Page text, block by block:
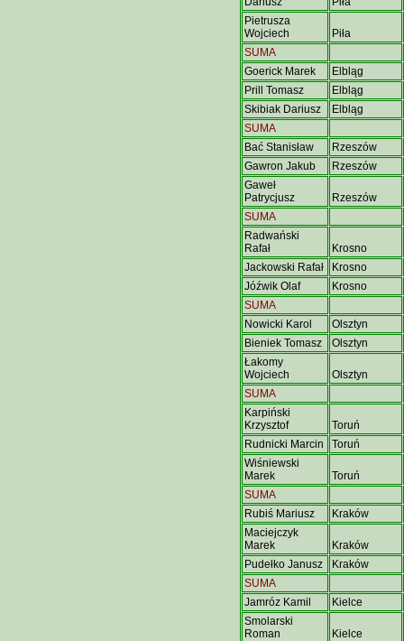
Pietrusza
Wojciech
Piła
SUMA
Goerick Marek
Elbląg
Prill Tomasz
Elbląg
Skibiak Dariusz
Elbląg
SUMA
Bać Stanisław
Rzeszów
Gawron Jakub
Rzeszów
Gaweł
Patrycjusz
Rzeszów
SUMA
Radwański
Rafał
Krosno
Jackowski Rafał
Krosno
Jóźwik Olaf
Krosno
SUMA
Nowicki Karol
Olsztyn
Bieniek Tomasz
Olsztyn
Łakomy
Wojciech
Olsztyn
SUMA
Karpiński
Krzysztof
Toruń
Rudnicki Marcin
Toruń
Wiśniewski
Marek
Toruń
SUMA
Rubiś Mariusz
Kraków
Maciejczyk
Marek
Kraków
Pudełko Janusz
Kraków
SUMA
Jamróz Kamil
Kielce
Smolarski
Roman
Kielce